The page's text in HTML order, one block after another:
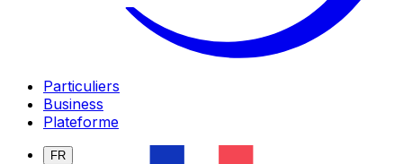
Particuliers
Business
Plateforme
FR